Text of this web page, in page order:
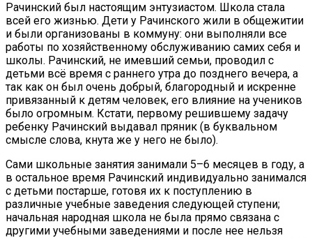
Рачинский был настоящим энтузиастом. Школа стала
всей его жизнью. Дети у Рачинского жили в общежитии
и были организованы в коммуну: они выполняли все
работы по хозяйственному обслуживанию самих себя и
школы. Рачинский, не имевший семьи, проводил с
детьми всё время с раннего утра до позднего вечера, а
так как он был очень добрый, благородный и искренне
привязанный к детям человек, его влияние на учеников
было огромным. Кстати, первому решившему задачу
ребенку Рачинский выдавал пряник (в буквальном
смысле слова, кнута же у него не было).
Сами школьные занятия занимали 5–6 месяцев в году, а
в остальное время Рачинский индивидуально занимался
с детьми постарше, готовя их к поступлению в
различные учебные заведения следующей ступени;
начальная народная школа не была прямо связана с
другими учебными заведениями и после нее нельзя